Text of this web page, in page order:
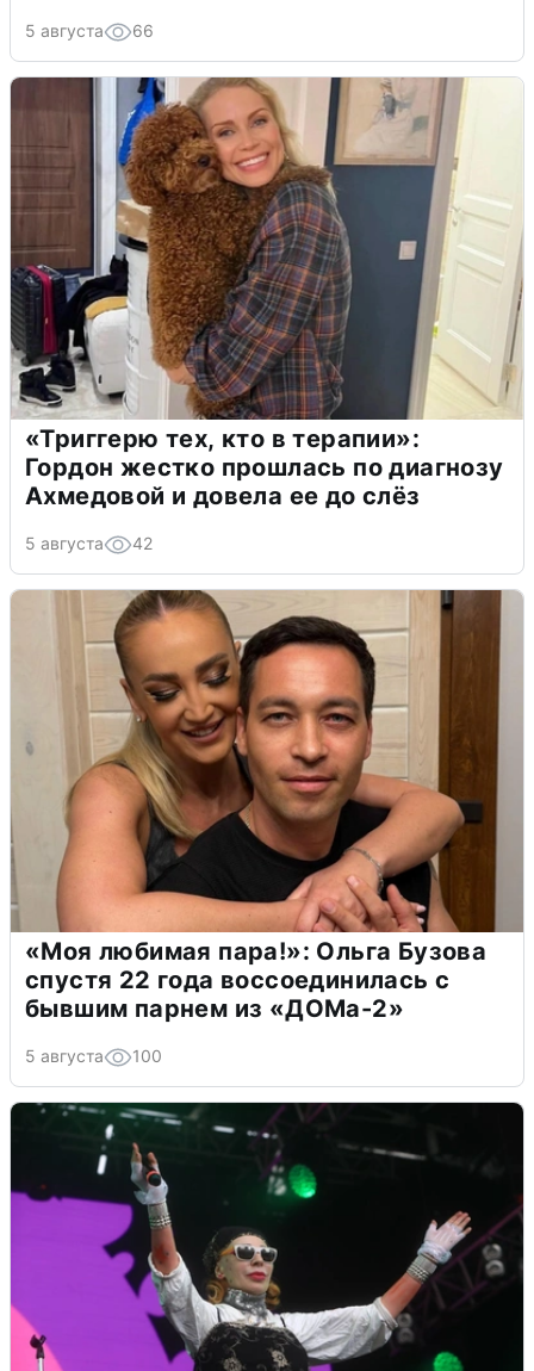
5 августа 66
«Триггерю тех, кто в терапии»:
Гордон жестко прошлась по диагнозу
Ахмедовой и довела ее до слёз
5 августа 42
«Моя любимая пара!»: Ольга Бузова
спустя 22 года воссоединилась с
бывшим парнем из «ДОМа-2»
5 августа 100